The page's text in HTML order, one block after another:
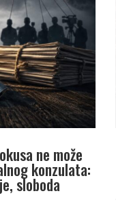
ne može
konzulata:
sloboda